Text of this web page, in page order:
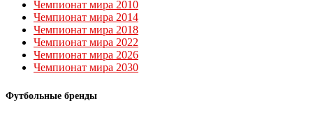
Чемпионат мира 2010
Чемпионат мира 2014
Чемпионат мира 2018
Чемпионат мира 2022
Чемпионат мира 2026
Чемпионат мира 2030
Футбольные бренды